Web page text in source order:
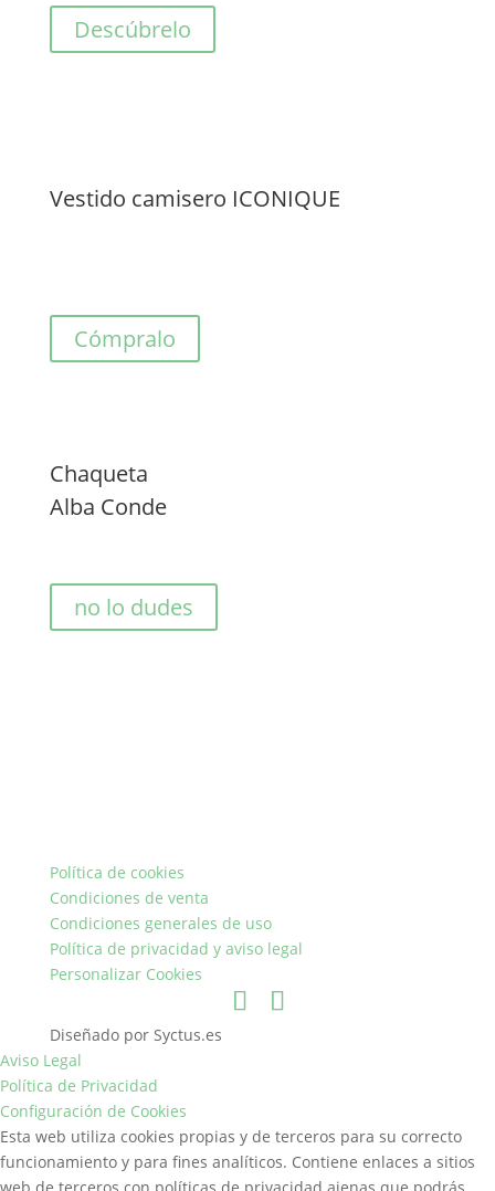
Descúbrelo
Vestido camisero ICONIQUE
Cómpralo
Chaqueta
Alba Conde
no lo dudes
Política de cookies
Condiciones de venta
Condiciones generales de uso
Política de privacidad y aviso legal
Personalizar Cookies
Diseñado por Syctus.es
Aviso Legal
Política de Privacidad
Configuración de Cookies
Esta web utiliza cookies propias y de terceros para su correcto
funcionamiento y para fines analíticos. Contiene enlaces a sitios